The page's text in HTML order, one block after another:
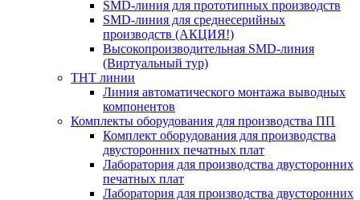
SMD-линия для прототипных производств
SMD-линия для среднесерийных
производств (АКЦИЯ!)
Высокопроизводительная SMD-линия
(Виртуальный тур)
THT линии
Линия автоматического монтажа выводных
компонентов
Комплекты оборудования для производства ПП
Комплект оборудования для производства
двусторонних печатных плат
Лаборатория для производства двусторонних
печатных плат
Лаборатория для производства двусторонних